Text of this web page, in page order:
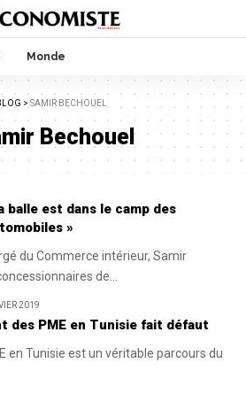
Monde
> SAMIR BECHOUEL
Bechouel
balle est dans le camp des
»
du Commerce intérieur, Samir
de
2019
des PME en Tunisie fait défaut
en Tunisie est un véritable parcours du